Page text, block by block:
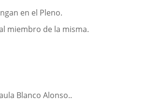
en el Pleno.
miembro de la misma.
Blanco Alonso..